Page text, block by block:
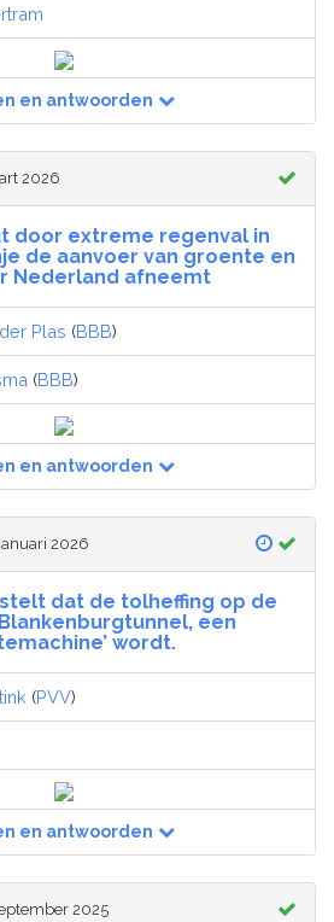
en antwoorden
2026
door extreme regenval in
de aanvoer van groente en
Nederland afneemt
Plas (BBB)
(BBB)
en antwoorden
2026
dat de tolheffing op de
een
wordt.
(PVV)
en antwoorden
2025